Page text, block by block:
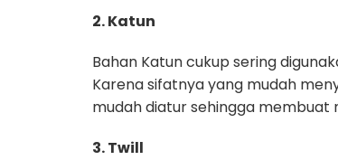
2. Katun
Bahan Katun cukup sering
Karena sifatnya yang mudah
mudah diatur sehingga membuat
3. Twill